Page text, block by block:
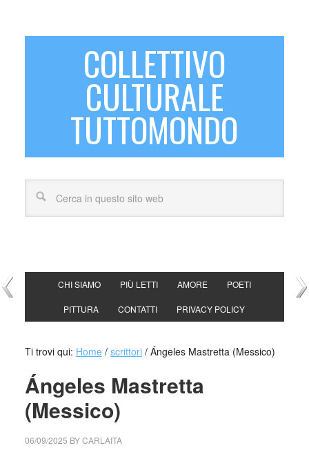
COLLETTIVO
CULTURALE
TUTTOMONDO
CHI SIAMO PIÙ LETTI AMORE POETI
PITTURA CONTATTI PRIVACY POLICY
Ti trovi qui: Home / scrittori /Ángeles Mastretta (Messico)
Ángeles Mastretta
(Messico)
06/09/2025 BYCARLAITA